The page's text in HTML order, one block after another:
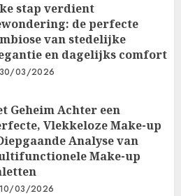
stap verdient
de perfecte
van stedelijke
en dagelijks comfort
30/03/2026
Geheim Achter een
Vlekkeloze Make-up
Analyse van
Make-up
10/03/2026